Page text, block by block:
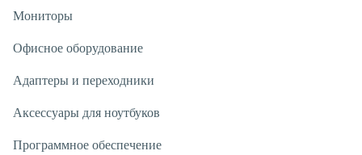
Мониторы
Офисное оборудование
Адаптеры и переходники
Аксессуары для ноутбуков
Программное обеспечение